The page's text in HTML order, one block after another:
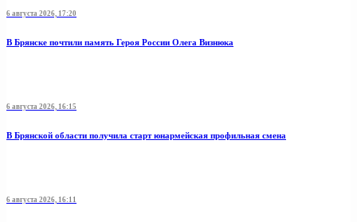
6 августа 2026, 17:20
В Брянске почтили память Героя России Олега Визнюка
6 августа 2026, 16:15
В Брянской области получила старт юнармейская профильная смена
6 августа 2026, 16:11